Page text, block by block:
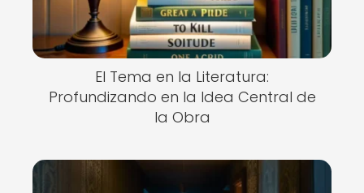
El Tema en la Literatura:
Profundizando en la Idea Central de
la Obra